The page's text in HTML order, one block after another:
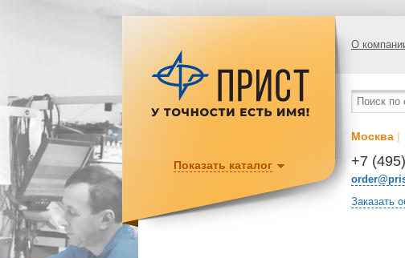
О
Москва |
+7
Заказать
Показать каталог